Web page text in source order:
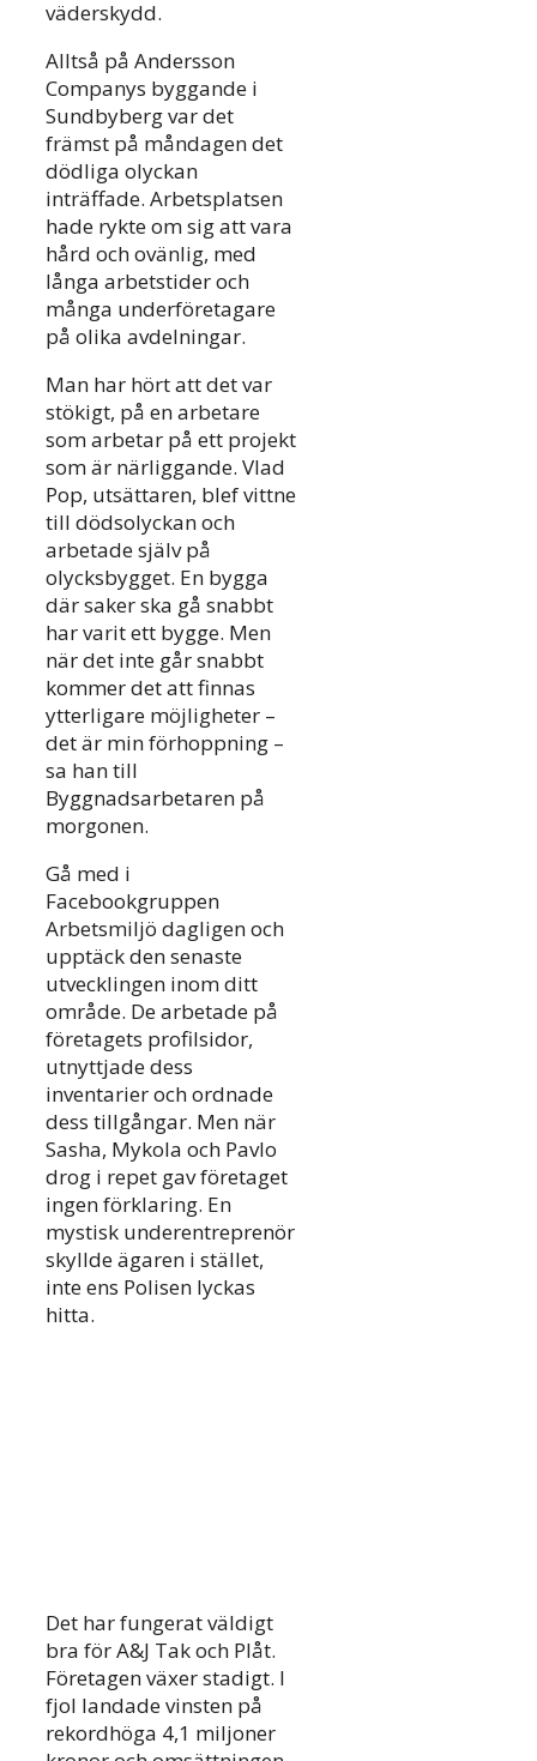
väderskydd.
Alltså på Andersson
Companys byggande i
Sundbyberg var det
främst på måndagen det
dödliga olyckan
inträffade. Arbetsplatsen
hade rykte om sig att vara
hård och ovänlig, med
långa arbetstider och
många underföretagare
på olika avdelningar.
Man har hört att det var
stökigt, på en arbetare
som arbetar på ett projekt
som är närliggande. Vlad
Pop, utsättaren, blef vittne
till dödsolyckan och
arbetade själv på
olycksbygget. En bygga
där saker ska gå snabbt
har varit ett bygge. Men
när det inte går snabbt
kommer det att finnas
ytterligare möjligheter –
det är min förhoppning –
sa han till
Byggnadsarbetaren på
morgonen.
Gå med i
Facebookgruppen
Arbetsmiljö dagligen och
upptäck den senaste
utvecklingen inom ditt
område. De arbetade på
företagets profilsidor,
utnyttjade dess
inventarier och ordnade
dess tillgångar. Men när
Sasha, Mykola och Pavlo
drog i repet gav företaget
ingen förklaring. En
mystisk underentreprenör
skyllde ägaren i stället,
inte ens Polisen lyckas
hitta.
Det har fungerat väldigt
bra för A&J Tak och Plåt.
Företagen växer stadigt. I
fjol landade vinsten på
rekordhöga 4,1 miljoner